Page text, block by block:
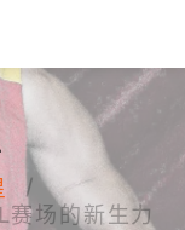
场的新生力